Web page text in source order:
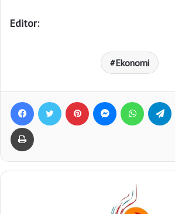
Editor:
Ekonomi